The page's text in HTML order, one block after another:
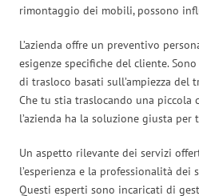
rimontaggio dei mobili, possono
L’azienda offre un preventivo
esigenze specifiche del cliente.
di trasloco basati sull’ampiezza del
Che tu stia traslocando una piccola
l’azienda ha la soluzione giusta per
Un aspetto rilevante dei servizi
l’esperienza e la professionalità
Questi esperti sono incaricati di